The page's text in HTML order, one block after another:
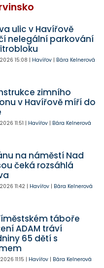
ulic v Havířově
nelegální parkování
15:08 | Havířov| Bára Kelnerová
zimního
v Havířově míří do
11:51 | Havířov| Bára Kelnerová
na náměstí Nad
čeká rozsáhlá
11:42| Havířov| Bára Kelnerová
táboře
ADAM tráví
65 dětí s
11:15 | Havířov| Bára Kelnerová